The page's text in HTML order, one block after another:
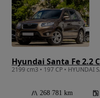
268 781 km